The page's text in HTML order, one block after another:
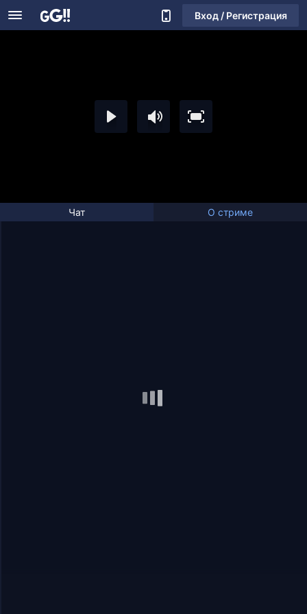
Вход / Регистрация
Чат О стриме